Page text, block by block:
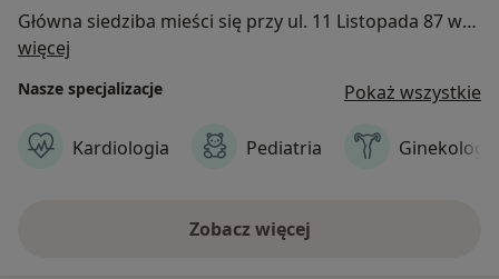
Główna siedziba mieści się przy ul. 11 Listopada 87 w
Sulejówku, a filia w Hipolitowie przy ul. Warszawskiej
więcej
Nasze specjalizacje Pokaż wszystkie
Kardiologia Pediatria Ginekologia
Zobacz więcej